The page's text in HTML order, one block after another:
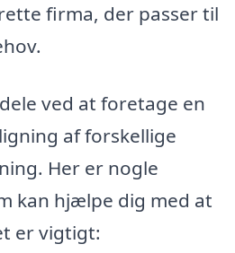
firma, der passer til
ved at foretage en
af forskellige
Her er nogle
kan hjælpe dig med at
er vigtigt: